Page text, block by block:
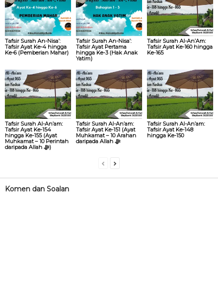
Tafsir Surah An-Nisa’:
Tafsir Ayat Ke-4 hingga
Ke-6 (Pemberian Mahar)
Tafsir Surah An-Nisa’:
Tafsir Ayat Pertama
hingga Ke-3 (Hak Anak
Yatim)
Tafsir Surah Al-An’Am:
Tafsir Ayat Ke-160 hingga
Ke-165
Tafsir Surah Al-An’am:
Tafsir Ayat Ke-154
hingga Ke-155 (Ayat
Muhkamat – 10 Perintah
daripada Allah ‎ﷻ)
Tafsir Surah Al-An’am:
Tafsir Ayat Ke-151 (Ayat
Muhkamat – 10 Arahan
daripada Allah ‎ﷻ
Tafsir Surah Al-An’am:
Tafsir Ayat Ke-148
hingga Ke-150
Komen dan Soalan